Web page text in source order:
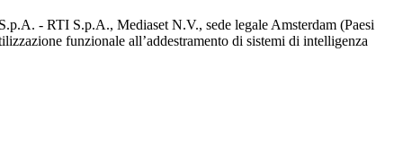
- RTI S.p.A., Mediaset N.V., sede legale Amsterdam (Paesi
funzionale all’addestramento di sistemi di intelligenza